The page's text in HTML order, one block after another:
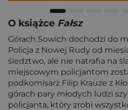
O książce Fałsz
Górach Sowich dochodzi do
Policja z Nowej Rudy od
śledztwo, ale nie natrafia na
miejscowym policjantom
podkomisarz Filip Krauze z
górach pary młodych ludzi
policjanta, który zrobi